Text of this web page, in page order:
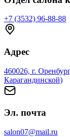
+7 (3532) 96-88-88
Адрес
460026, г.
Карагандинской)
Эл. почта
salon07@mail.ru